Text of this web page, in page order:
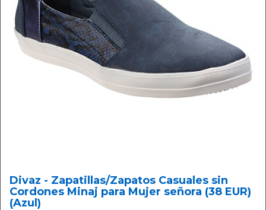
Divaz - Zapatillas/Zapatos Casuales sin
Cordones Minaj para Mujer señora (38 EUR)
(Azul)